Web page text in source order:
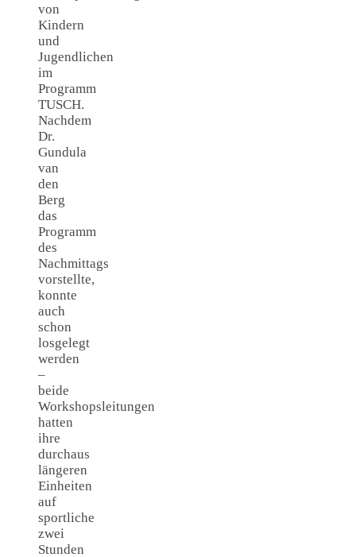
von
Kindern
und
Jugendlichen
im
Programm
TUSCH.
Nachdem
Dr.
Gundula
van
den
Berg
das
Programm
des
Nachmittags
vorstellte,
konnte
auch
schon
losgelegt
werden
–
beide
Workshopsleitungen
hatten
ihre
durchaus
längeren
Einheiten
auf
sportliche
zwei
Stunden